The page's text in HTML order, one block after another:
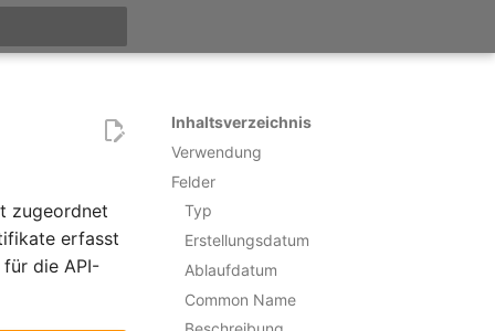
Inhaltsverzeichnis
Verwendung
Felder
Typ
Erstellungsdatum
Ablaufdatum
Common Name
zugeordnet
erfasst
die API-